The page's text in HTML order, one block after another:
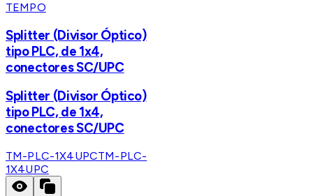
TEMPO
Splitter (Divisor Óptico)
tipo PLC, de 1x4,
conectores SC/UPC
Splitter (Divisor Óptico)
tipo PLC, de 1x4,
conectores SC/UPC
TM-PLC-1X4UPCTM-PLC-
1X4UPC